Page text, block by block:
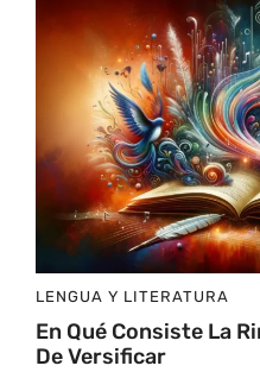
LENGUA Y LITERATURA
En Qué Consiste La
De Versificar